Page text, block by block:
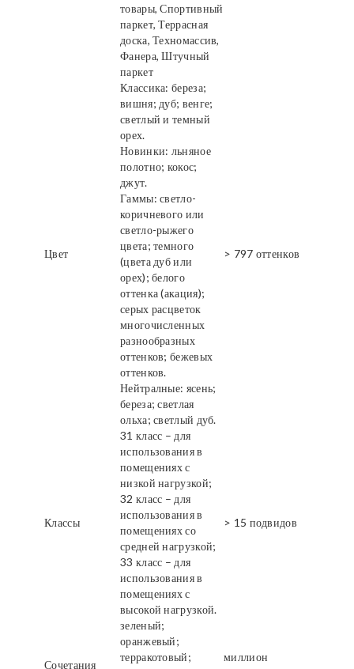
товары, Спортивный
паркет, Террасная
доска, Техномассив,
Фанера, Штучный
паркет
Цвет
Классика: береза;
вишня; дуб; венге;
светлый и темный
орех.
Новинки: льняное
полотно; кокос;
джут.
Гаммы: светло-
коричневого или
светло-рыжего
цвета; темного
(цвета дуб или
орех); белого
оттенка (акация);
серых расцветок
многочисленных
разнообразных
оттенков; бежевых
оттенков.
Нейтралные: ясень;
береза; светлая
ольха; светлый дуб.
> 797 оттенков
Классы
31 класс – для
использования в
помещениях с
низкой нагрузкой;
32 класс – для
использования в
помещениях со
средней нагрузкой;
33 класс – для
использования в
помещениях с
высокой нагрузкой.
> 15 подвидов
Сочетания
зеленый;
оранжевый;
терракотовый;
миллион